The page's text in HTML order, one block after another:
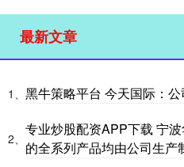
最新文章
1、 黑牛策略平台 今天国际：
2、
专业炒股配资APP下载 宁
的全系列产品均由公司生产